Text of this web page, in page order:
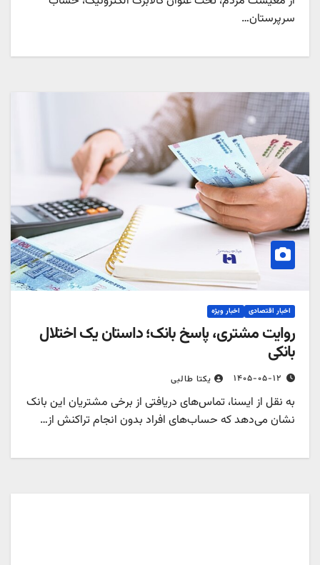
سرپرستان…
اخبار اقتصادی اخبار ویژه
روایت مشتری، پاسخ بانک؛ داستان یک اختلال
بانکی
۱۴۰۵-۰۵-۱۲ یکتا طالبی
به نقل از ایسنا، تماس‌های دریافتی از برخی مشتریان این بانک
نشان می‌دهد که حساب‌های افراد بدون انجام تراکنش از…